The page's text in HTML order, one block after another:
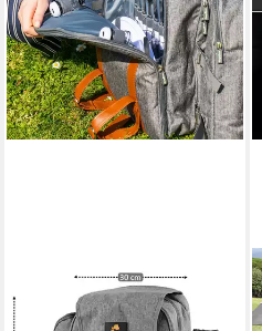
Freizeitrucksack
Picknickrucksack für 4